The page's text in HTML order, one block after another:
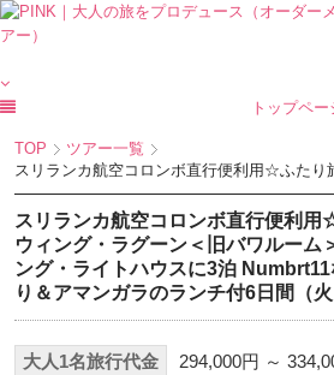
トップペー
TOP
ツアー一覧
スリランカ航空コロンボ直行便利用☆ふたり
スリランカ航空コロンボ直行便利用
ウィング・ラグーン＜旧バワルーム
ング・ライトハウスに3泊
り＆アマンガラのランチ付6日間（火
大人1名旅行代金 294,000円 ～